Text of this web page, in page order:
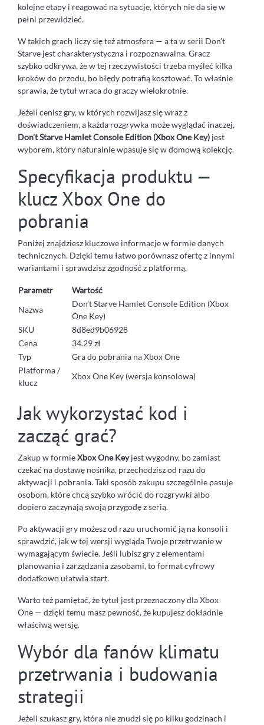
kolejne etapy i reagować na sytuacje, których nie da się w
pełni przewidzieć.
W takich grach liczy się też atmosfera — a ta w serii Don’t
Starve jest charakterystyczna i rozpoznawalna. Gracz
szybko odkrywa, że w tej rzeczywistości trzeba myśleć kilka
kroków do przodu, bo błędy potrafią kosztować. To właśnie
sprawia, że tytuł wraca do graczy wielokrotnie.
Jeżeli cenisz gry, w których rozwijasz się wraz z
doświadczeniem, a każda rozgrywka może wyglądać inaczej,
Don’t Starve Hamlet Console Edition (Xbox One Key) jest
wyborem, który naturalnie wpasuje się w domową kolekcję.
Specyfikacja produktu —
klucz Xbox One do
pobrania
Poniżej znajdziesz kluczowe informacje w formie danych
technicznych. Dzięki temu łatwo porównasz ofertę z innymi
wariantami i sprawdzisz zgodność z platformą.
Parametr
Wartość
Nazwa
Don’t Starve Hamlet Console Edition (Xbox
One Key)
SKU
8d8ed9b06928
Cena
34.29 zł
Typ
Gra do pobrania na Xbox One
Platforma /
klucz
Xbox One Key (wersja konsolowa)
Jak wykorzystać kod i
zacząć grać?
Zakup w formieXbox One Keyjest wygodny, bo zamiast
czekać na dostawę nośnika, przechodzisz od razu do
aktywacji i pobrania. Taki sposób zakupu szczególnie pasuje
osobom, które chcą szybko wrócić do rozgrywki albo
dopiero zaczynają swoją przygodę z serią.
Po aktywacji gry możesz od razu uruchomić ją na konsoli i
sprawdzić, jak w tej wersji wygląda Twoje przetrwanie w
wymagającym świecie. Jeśli lubisz gry z elementami
planowania i zarządzania zasobami, to format cyfrowy
dodatkowo ułatwia start.
Warto też pamiętać, że tytuł jest przeznaczony dla Xbox
One — dzięki temu masz pewność, że kupujesz dokładnie
właściwą wersję.
Wybór dla fanów klimatu
przetrwania i budowania
strategii
Jeżeli szukasz gry, która nie znudzi się po kilku godzinach i